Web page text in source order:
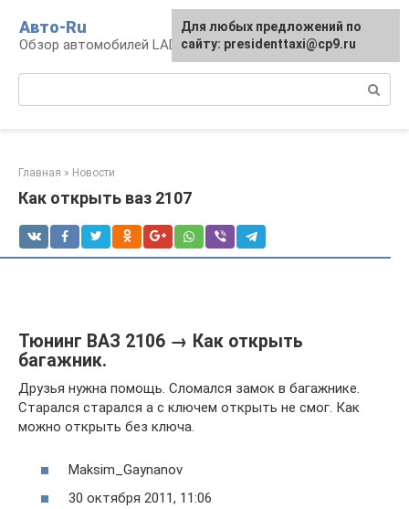
контенту
Авто-Ru
Обзор автомобилей LADA
Главная » Новости
Как открыть ваз 2107
Тюнинг ВАЗ 2106 → Как открыть
багажник.
Друзья нужна помощь. Сломался замок в багажнике.
Старался старался а с ключем открыть не смог. Как
можно открыть без ключа.
Maksim_Gaynanov
30 октября 2011, 11:06
Для любых предложений по
сайту: presidenttaxi@cp9.ru